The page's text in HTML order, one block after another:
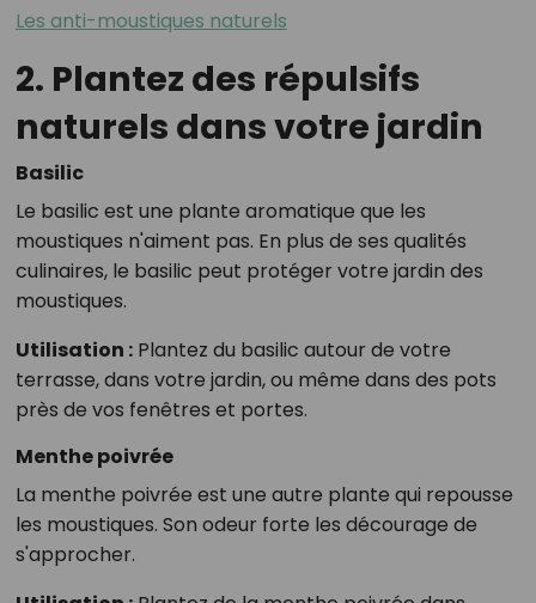
Les anti-moustiques naturels
2. Plantez des répulsifs
naturels dans votre jardin
Basilic
Le basilic est une plante aromatique que les
moustiques n'aiment pas. En plus de ses qualités
culinaires, le basilic peut protéger votre jardin des
moustiques.
Utilisation :Plantez du basilic autour de votre
terrasse, dans votre jardin, ou même dans des pots
près de vos fenêtres et portes.
Menthe poivrée
La menthe poivrée est une autre plante qui repousse
les moustiques. Son odeur forte les décourage de
s'approcher.